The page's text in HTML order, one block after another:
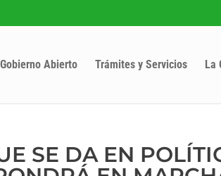
Gobierno Abierto Trámites y Servicios La
SE DA EN